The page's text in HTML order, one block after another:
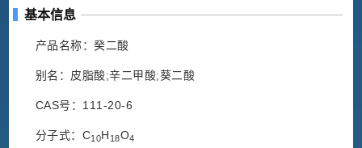
基本信息
产品名称：癸二酸
别名：皮脂酸;辛二甲酸;葵二酸
CAS号：111-20-6
分子式：C10H 18O4